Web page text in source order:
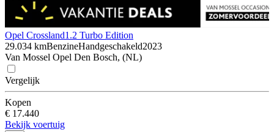
Opel Crossland1.2 Turbo Edition
29.034 kmBenzineHandgeschakeld2023
Van Mossel Opel Den Bosch, (NL)
Vergelijk
Kopen
€ 17.440
Bekijk voertuig